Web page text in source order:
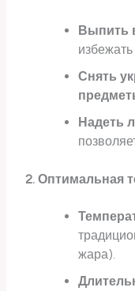
Выпить
Снять
Надеть
2. Оптимальная
жара).